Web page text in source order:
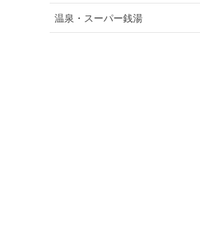
温泉・スーパー銭湯